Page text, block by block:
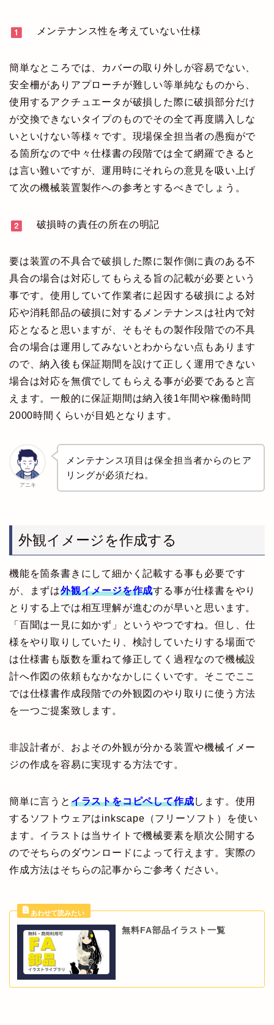
メンテナンス性を考えていない仕様
簡単なところでは、カバーの取り外しが容易でない、
安全柵がありアプローチが難しい等単純なものから、
使用するアクチュエータが破損した際に破損部分だけ
が交換できないタイプのものでその全て再度購入しな
いといけない等様々です。現場保全担当者の愚痴がで
る箇所なので中々仕様書の段階では全て網羅できると
は言い難いですが、運用時にそれらの意見を吸い上げ
て次の機械装置製作への参考とするべきでしょう。
破損時の責任の所在の明記
要は装置の不具合で破損した際に製作側に責のある不
具合の場合は対応してもらえる旨の記載が必要という
事です。使用していて作業者に起因する破損による対
応や消耗部品の破損に対するメンテナンスは社内で対
応となると思いますが、そもそもの製作段階での不具
合の場合は運用してみないとわからない点もあります
ので、納入後も保証期間を設けて正しく運用できない
場合は対応を無償でしてもらえる事が必要であると言
えます。一般的に保証期間は納入後1年間や稼働時間
2000時間くらいが目処となります。
アニキ
メンテナンス項目は保全担当者からのヒア
リングが必須だね。
外観イメージを作成する
機能を箇条書きにして細かく記載する事も必要です
が、まずは外観イメージを作成する事が仕様書をやり
とりする上では相互理解が進むのが早いと思います。
「百聞は一見に如かず」というやつですね。但し、仕
様をやり取りしていたり、検討していたりする場面で
は仕様書も版数を重ねて修正してく過程なので機械設
計へ作図の依頼もなかなかしにくいです。そこでここ
では仕様書作成段階での外観図のやり取りに使う方法
を一つご提案致します。
非設計者が、およその外観が分かる装置や機械イメー
ジの作成を容易に実現する方法です。
簡単に言うと イラストをコピペして作成します。使用
するソフトウェアはinkscape（フリーソフト）を使い
ます。イラストは当サイトで機械要素を順次公開する
のでそちらのダウンロードによって行えます。実際の
作成方法はそちらの記事からご参考ください。
無料FA部品イラスト一覧